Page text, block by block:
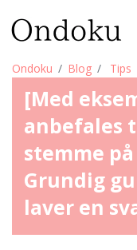
Ondoku Blog Tips
[Med
anbefales
stemme
Grundig
laver en